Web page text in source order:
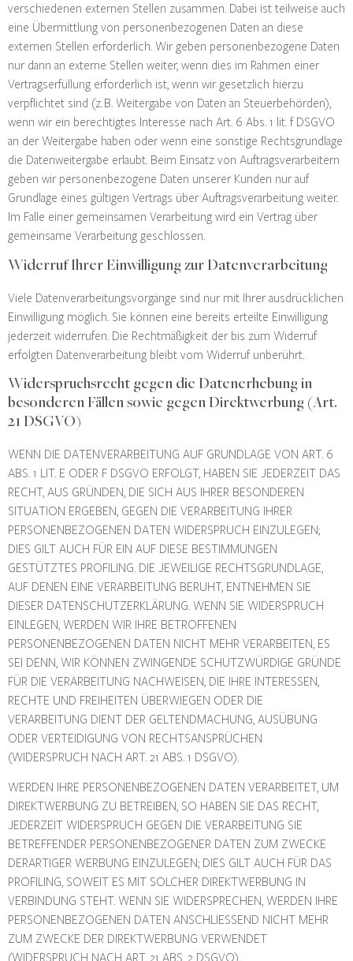
verschiedenen externen Stellen zusammen. Dabei ist teilweise auch
eine Übermittlung von personenbezogenen Daten an diese
externen Stellen erforderlich. Wir geben personenbezogene Daten
nur dann an externe Stellen weiter, wenn dies im Rahmen einer
Vertragserfüllung erforderlich ist, wenn wir gesetzlich hierzu
verpflichtet sind (z. B. Weitergabe von Daten an Steuerbehörden),
wenn wir ein berechtigtes Interesse nach Art. 6 Abs. 1 lit. f DSGVO
an der Weitergabe haben oder wenn eine sonstige Rechtsgrundlage
die Datenweitergabe erlaubt. Beim Einsatz von Auftragsverarbeitern
geben wir personenbezogene Daten unserer Kunden nur auf
Grundlage eines gültigen Vertrags über Auftragsverarbeitung weiter.
Im Falle einer gemeinsamen Verarbeitung wird ein Vertrag über
gemeinsame Verarbeitung geschlossen.
Widerruf Ihrer Einwilligung zur Datenverarbeitung
Viele Datenverarbeitungsvorgänge sind nur mit Ihrer ausdrücklichen
Einwilligung möglich. Sie können eine bereits erteilte Einwilligung
jederzeit widerrufen. Die Rechtmäßigkeit der bis zum Widerruf
erfolgten Datenverarbeitung bleibt vom Widerruf unberührt.
Widerspruchsrecht gegen die Datenerhebung in
besonderen Fällen sowie gegen Direktwerbung (Art.
21 DSGVO)
WENN DIE DATENVERARBEITUNG AUF GRUNDLAGE VON ART. 6
ABS. 1 LIT. E ODER F DSGVO ERFOLGT, HABEN SIE JEDERZEIT DAS
RECHT, AUS GRÜNDEN, DIE SICH AUS IHRER BESONDEREN
SITUATION ERGEBEN, GEGEN DIE VERARBEITUNG IHRER
PERSONENBEZOGENEN DATEN WIDERSPRUCH EINZULEGEN;
DIES GILT AUCH FÜR EIN AUF DIESE BESTIMMUNGEN
GESTÜTZTES PROFILING. DIE JEWEILIGE RECHTSGRUNDLAGE,
AUF DENEN EINE VERARBEITUNG BERUHT, ENTNEHMEN SIE
DIESER DATENSCHUTZERKLÄRUNG. WENN SIE WIDERSPRUCH
EINLEGEN, WERDEN WIR IHRE BETROFFENEN
PERSONENBEZOGENEN DATEN NICHT MEHR VERARBEITEN, ES
SEI DENN, WIR KÖNNEN ZWINGENDE SCHUTZWÜRDIGE GRÜNDE
FÜR DIE VERARBEITUNG NACHWEISEN, DIE IHRE INTERESSEN,
RECHTE UND FREIHEITEN ÜBERWIEGEN ODER DIE
VERARBEITUNG DIENT DER GELTENDMACHUNG, AUSÜBUNG
ODER VERTEIDIGUNG VON RECHTSANSPRÜCHEN
(WIDERSPRUCH NACH ART. 21 ABS. 1 DSGVO).
WERDEN IHRE PERSONENBEZOGENEN DATEN VERARBEITET, UM
DIREKTWERBUNG ZU BETREIBEN, SO HABEN SIE DAS RECHT,
JEDERZEIT WIDERSPRUCH GEGEN DIE VERARBEITUNG SIE
BETREFFENDER PERSONENBEZOGENER DATEN ZUM ZWECKE
DERARTIGER WERBUNG EINZULEGEN; DIES GILT AUCH FÜR DAS
PROFILING, SOWEIT ES MIT SOLCHER DIREKTWERBUNG IN
VERBINDUNG STEHT. WENN SIE WIDERSPRECHEN, WERDEN IHRE
PERSONENBEZOGENEN DATEN ANSCHLIESSEND NICHT MEHR
ZUM ZWECKE DER DIREKTWERBUNG VERWENDET